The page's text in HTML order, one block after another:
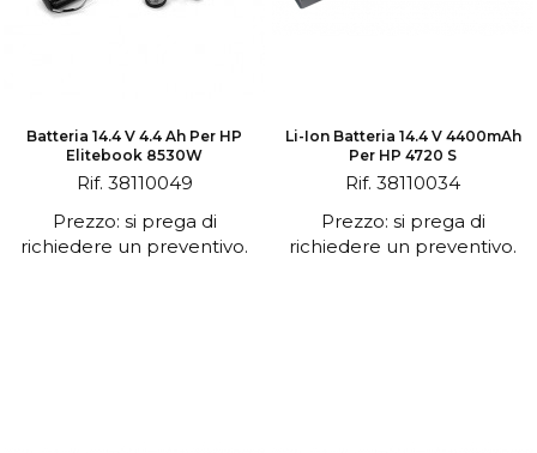
Batteria 14.4 V 4.4 Ah Per HP
Elitebook 8530W
Rif. 38110049
Prezzo: si prega di
richiedere un preventivo.
Li-Ion Batteria 14.4 V 4400mAh
Per HP 4720 S
Rif. 38110034
Prezzo: si prega di
richiedere un preventivo.